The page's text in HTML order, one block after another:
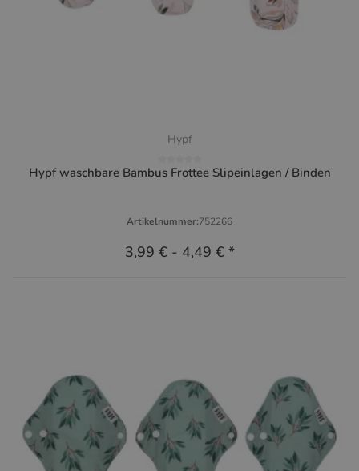
Hypf
Hypf waschbare Bambus Frottee Slipeinlagen / Binden
Artikelnummer:752266
3,99 €- 4,49 € *